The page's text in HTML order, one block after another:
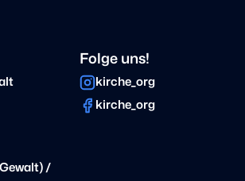
/
Folge uns!
kirche_org
kirche_org